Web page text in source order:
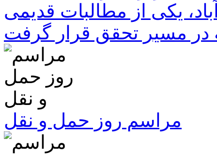
یکی از مطالبات قدیمی
در مسیر تحقق قرار گرفت
مراسم روز حمل و نقل